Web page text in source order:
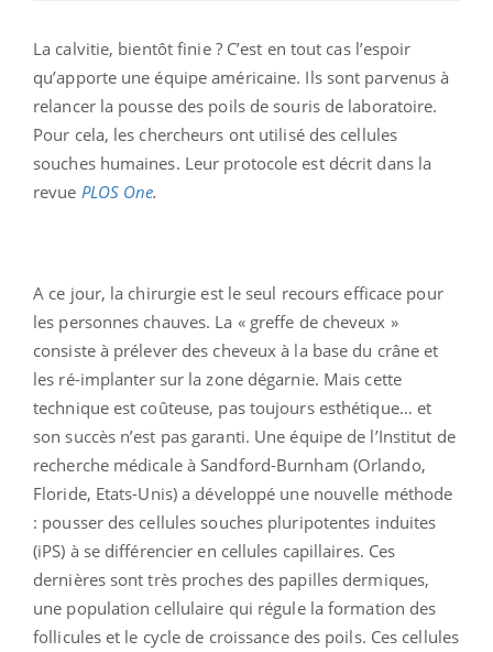
La calvitie, bientôt finie ? C’est en tout cas l’espoir
qu’apporte une équipe américaine. Ils sont parvenus à
relancer la pousse des poils de souris de laboratoire.
Pour cela, les chercheurs ont utilisé des cellules
souches humaines. Leur protocole est décrit dans la
revue PLOS One.
A ce jour, la chirurgie est le seul recours efficace pour
les personnes chauves. La « greffe de cheveux »
consiste à prélever des cheveux à la base du crâne et
les ré-implanter sur la zone dégarnie. Mais cette
technique est coûteuse, pas toujours esthétique… et
son succès n’est pas garanti. Une équipe de l’Institut de
recherche médicale à Sandford-Burnham (Orlando,
Floride, Etats-Unis) a développé une nouvelle méthode
: pousser des cellules souches pluripotentes induites
(iPS) à se différencier en cellules capillaires. Ces
dernières sont très proches des papilles dermiques,
une population cellulaire qui régule la formation des
follicules et le cycle de croissance des poils. Ces cellules